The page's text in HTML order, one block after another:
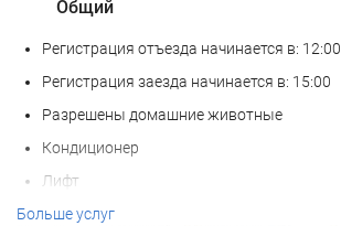
Общий
Регистрация отъезда начинается в: 12:00
Регистрация заезда начинается в: 15:00
Разрешены домашние животные
Кондиционер
Лифт
Номер для не курящих
Больше услуг